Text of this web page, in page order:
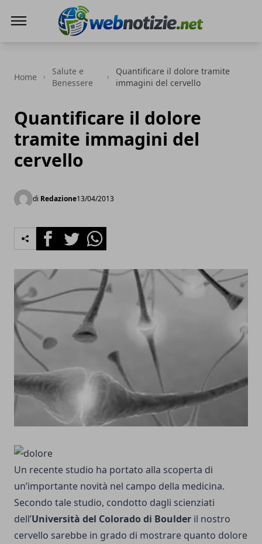
Home
Salute e
Benessere
Quantificare il dolore tramite
immagini del cervello
Quantificare il dolore
tramite immagini del
cervello
di Redazione13/04/2013
FacebookTwitterWhatsapp
Un recente studio ha portato alla scoperta di
un’importante novità nel campo della medicina.
Secondo tale studio, condotto dagli scienziati
dell’Università del Colorado di Boulder il nostro
cervello sarebbe in grado di mostrare quanto dolore